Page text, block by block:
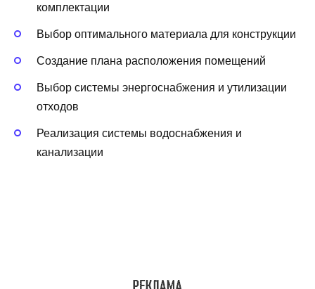
комплектации
Выбор оптимального материала для конструкции
Создание плана расположения помещений
Выбор системы энергоснабжения и утилизации
отходов
Реализация системы водоснабжения и
канализации